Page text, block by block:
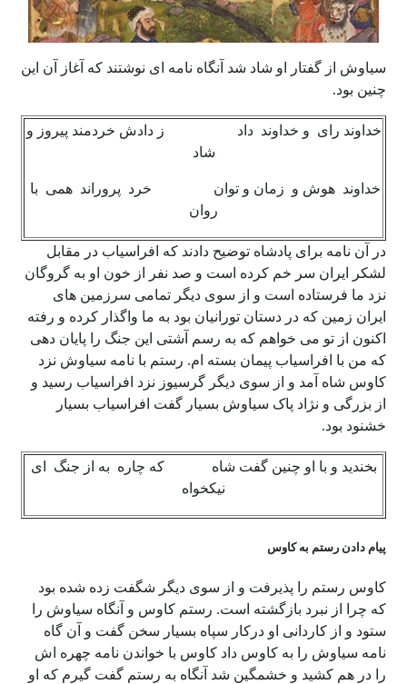
سیاوش از گفتار او شاد شد آنگاه نامه ای نوشتند که آغاز آن این
چنین بود.
خداوند رای و خداوند داد ز دادش خردمند پیروز و
شاد
خداوند هوش و زمان و توان خرد پروراند همی با
روان
در آن نامه برای پادشاه توضیح دادند که افراسیاب در مقابل
لشکر ایران سر خم کرده است و صد نفر از خون او به گروگان
نزد ما فرستاده است و از سوی دیگر تمامی سرزمین های
ایران زمین که در دستان تورانیان بود به ما واگذار کرده و رفته
اکنون از تو می خواهم که به رسم آشتی این جنگ را پایان دهی
که من با افراسیاب پیمان بسته ام. رستم با نامه سیاوش نزد
کاوس شاه آمد و از سوی دیگر گرسیوز نزد افراسیاب رسید و
از بزرگی و نژاد پاک سیاوش بسیار گفت افراسیاب بسیار
خشنود بود.
بخندید و با او چنین گفت شاه که چاره به از جنگ ای
نیکخواه
پیام دادن رستم به کاوس
کاوس رستم را پذیرفت و از سوی دیگر شگفت زده شده بود
که چرا از نبرد بازگشته است. رستم کاوس و آنگاه سیاوش را
ستود و از کاردانی او درکار سپاه بسیار سخن گفت و آن گاه
نامه سیاوش را به کاوس داد کاوس با خواندن نامه چهره اش
را در هم کشید و خشمگین شد آنگاه به رستم گفت گیرم که او